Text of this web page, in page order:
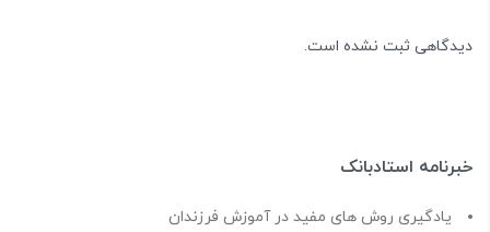
دیدگاهی ثبت نشده است.
خبرنامه استادبانک
یادگیری روش های مفید در آموزش فرزندان